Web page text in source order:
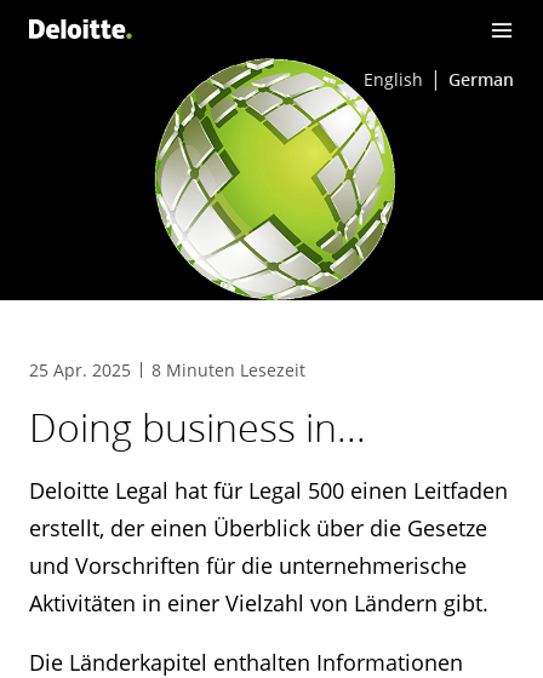
English German
25 Apr. 2025 8 Minuten Lesezeit
Doing business in...
Deloitte Legal hat für Legal 500 einen Leitfaden
erstellt, der einen Überblick über die Gesetze
und Vorschriften für die unternehmerische
Aktivitäten in einer Vielzahl von Ländern gibt.
Die Länderkapitel enthalten Informationen